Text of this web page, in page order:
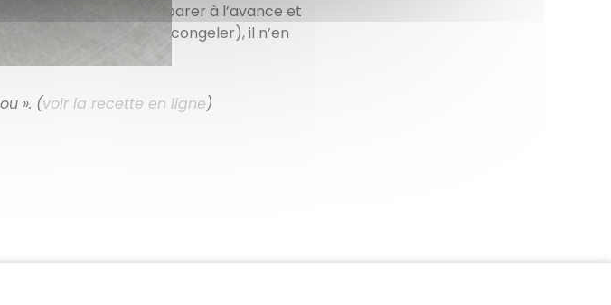
Vous pouvez le préparer à l’avance et
le réchauffer (ou le congeler), il n’en
». (voir la recette en ligne)